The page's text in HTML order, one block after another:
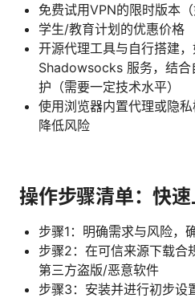
免费试用VPN的限时版本（
学生/教育计划的优惠价格
开源代理工具与自行搭建
Shadowsocks 服务，结合
护（需要一定技术水平）
使用浏览器内置代理或隐
降低风险
操作步骤清单：快
步骤1：明确需求与风险，
步骤2：在可信来源下载合
第三方盗版/恶意软件
步骤3：安装并进行初步设